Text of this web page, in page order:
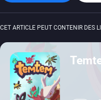
CET ARTICLE PEUT CONTENIR DES